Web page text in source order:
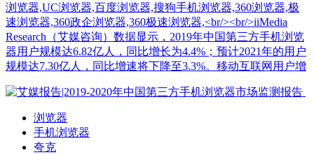
浏览器,UC浏览器,百度浏览器,搜狗手机浏览器,360浏览器,极
速浏览器,360政企浏览器,360极速浏览器,<br/><br/>iiMedia
Research（艾媒咨询）数据显示，2019年中国第三方手机浏览
器用户规模达6.82亿人，同比增长为4.4%；预计2021年的用户
规模达7.30亿人，同比增速将下降至3.3%。移动互联网用户增
浏览器
手机浏览器
夸克